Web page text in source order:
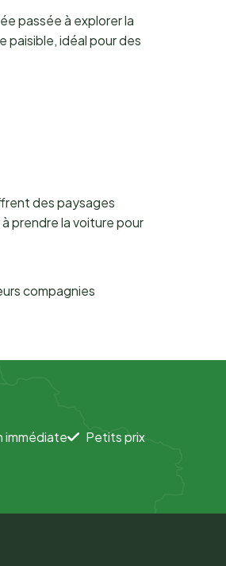
passée à explorer la
paisible, idéal pour des
des paysages
prendre la voiture pour
compagnies
immédiate Petits prix